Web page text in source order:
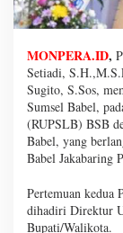
MONPERA.ID,
Setiadi,
Sugito, S.Sos,
Sumsel Babel,
(RUPSLB) BSB
Babel, yang
Babel Jakabaring
Pertemuan kedua
dihadiri Direktur
Bupati/Walikota.